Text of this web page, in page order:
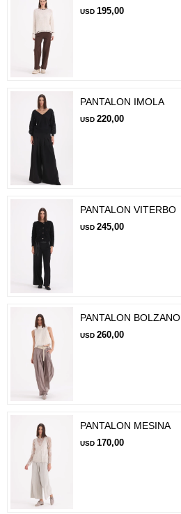
USD 195,00
PANTALON IMOLA
USD 220,00
PANTALON VITERBO
USD 245,00
PANTALON BOLZANO
USD 260,00
PANTALON MESINA
USD 170,00